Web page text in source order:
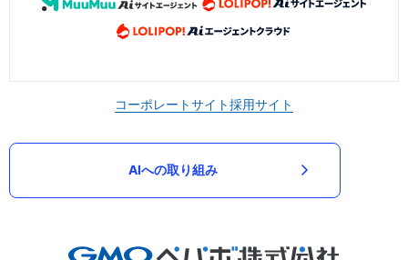
コーポレートサイト採用サイト
AIへの取り組み